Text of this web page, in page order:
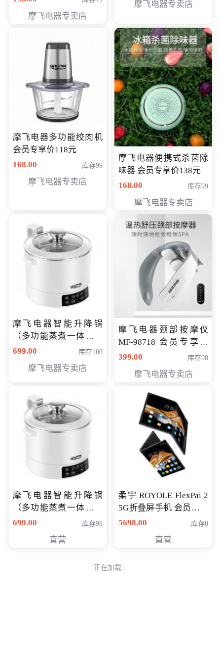
摩飞电器专卖店
摩飞电器专卖店
摩飞电器多功能绞肉机
会员专享价118元
168.00
库存99
摩飞电器专卖店
摩飞电器便携式杀菌除
味器 会员专享价138元
168.00
库存99
摩飞电器专卖店
摩飞电器智能升降锅
（多功能蒸煮一体锅）
（智能升降养生锅） 会
699.00 库存100
摩飞电器专卖店
摩飞电器颈部按摩仪
MF-98718 会员专享价
299元
399.00 库存98
摩飞电器专卖店
摩飞电器智能升降锅
（多功能蒸煮一体锅）
（智能升降养生锅） 会
699.00 库存98
直营
柔宇 ROYOLE FlexPai 2
5G折叠屏手机 会员专享
购买价格 4998元
5698.00 库存0
直营
正在加载...